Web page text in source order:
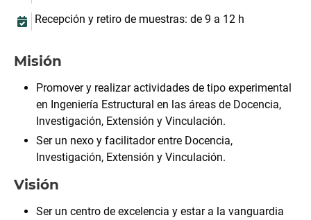
Misión
Promover y realizar actividades de tipo experimental
en Ingeniería Estructural en las áreas de Docencia,
Investigación, Extensión y Vinculación.
Ser un nexo y facilitador entre Docencia,
Investigación, Extensión y Vinculación.
Visión
Ser un centro de excelencia y estar a la vanguardia
Recepción y retiro de muestras: de 9 a 12 h